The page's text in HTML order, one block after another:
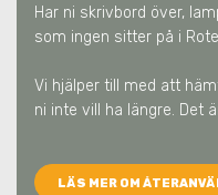
Har ni skrivbord över,
som ingen sitter på i
Vi hjälper till med att
ni inte vill ha längre. Det
LÄS MER OM